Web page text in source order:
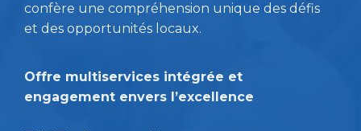
confère une compréhension unique des défis
et des opportunités locaux.
Offre multiservices intégrée et
engagement envers l’excellence